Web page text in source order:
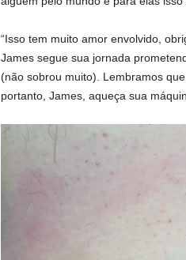
“Isso tem muito amor envolvido,
James segue sua jornada
(não sobrou muito). Lembramos
portanto, James, aqueça sua